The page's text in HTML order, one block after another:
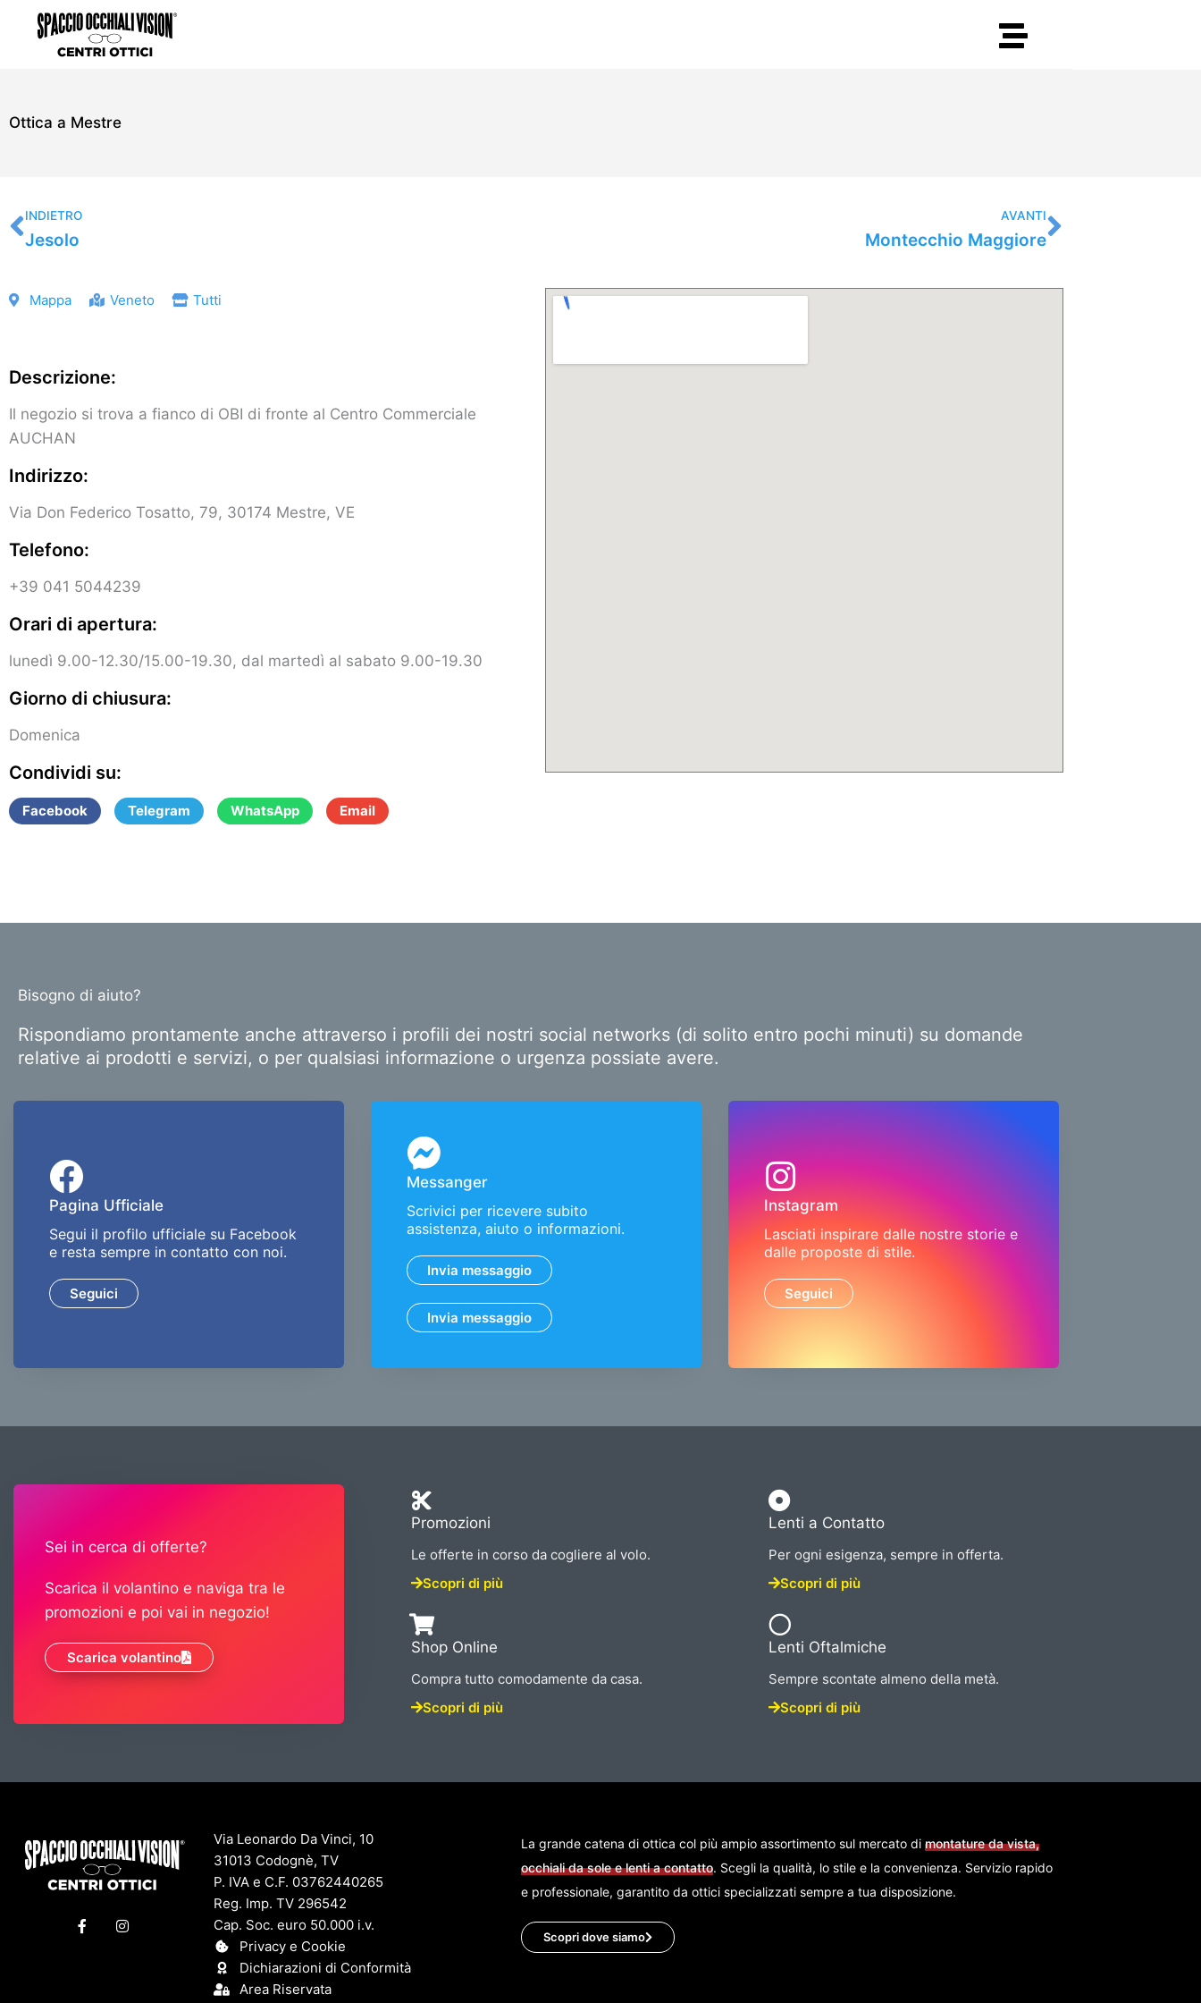
contenuto
Ottica a Mestre
Precedente
INDIETRO
Jesolo
AVANTI
Montecchio Maggiore
Mappa Veneto Tutti
Descrizione:
Il negozio si trova a fianco di OBI di fronte al Centro Commerciale
AUCHAN
Indirizzo:
Via Don Federico Tosatto, 79, 30174 Mestre, VE
Telefono:
+39 041 5044239
Orari di apertura:
lunedì 9.00-12.30/15.00-19.30, dal martedì al sabato 9.00-19.30
Giorno di chiusura:
Domenica
Condividi su:
Facebook Telegram WhatsApp Email
Bisogno di aiuto?
Rispondiamo prontamente anche attraverso i profili dei nostri social networks (di solito entro pochi minuti) su domande
relative ai prodotti e servizi, o per qualsiasi informazione o urgenza possiate avere.
Pagina Ufficiale
Segui il profilo ufficiale su Facebook
e resta sempre in contatto con noi.
Seguici
Messanger
Scrivici per ricevere subito
assistenza, aiuto o informazioni.
Invia messaggio
Invia messaggio
Instagram
Lasciati inspirare dalle nostre storie e
dalle proposte di stile.
Seguici
Sei in cerca di offerte?
Scarica il volantino e naviga tra le
promozioni e poi vai in negozio!
Scarica volantino
Promozioni
Le offerte in corso da cogliere al volo.
Scopri di più
Shop Online
Compra tutto comodamente da casa.
Scopri di più
Lenti a Contatto
Per ogni esigenza, sempre in offerta.
Scopri di più
Lenti Oftalmiche
Sempre scontate almeno della metà.
Scopri di più
F
a
I
n
Via Leonardo Da Vinci, 10
31013 Codognè, TV
P. IVA e C.F. 03762440265
Reg. Imp. TV 296542
Cap. Soc. euro 50.000 i.v.
Privacy e Cookie
Dichiarazioni di Conformità
Area Riservata
La grande catena di ottica col più ampio assortimento sul mercato dimontature da vista,
occhiali da sole e lenti a contatto. Scegli la qualità, lo stile e la convenienza. Servizio rapido
e professionale, garantito da ottici specializzati sempre a tua disposizione.
Scopri dove siamo